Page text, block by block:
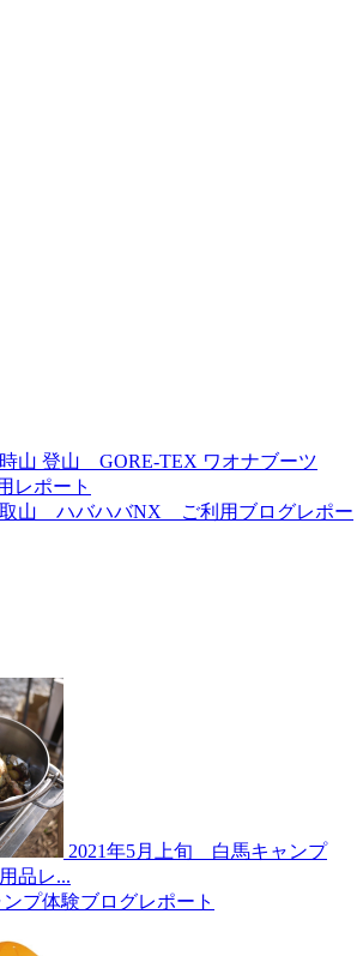
山 登山 GORE-TEX ワオナブーツ
レポート
山 ハバハバNX ご利用ブログレポー
2021年5月上旬 白馬キャンプ
品レ...
ンプ体験ブログレポート